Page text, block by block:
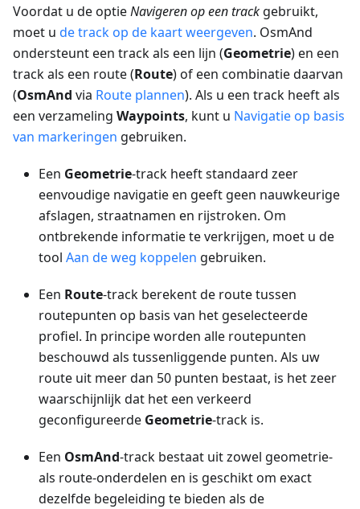
Voordat u de optieNavigeren op een track gebruikt,
moet u de track op de kaart weergeven. OsmAnd
ondersteunt een track als een lijn (Geometrie) en een
track als een route (Route) of een combinatie daarvan
(OsmAnd via Route plannen). Als u een track heeft als
een verzameling Waypoints, kunt u Navigatie op basis
van markeringen gebruiken.
Een Geometrie-track heeft standaard zeer
eenvoudige navigatie en geeft geen nauwkeurige
afslagen, straatnamen en rijstroken. Om
ontbrekende informatie te verkrijgen, moet u de
tool Aan de weg koppelen gebruiken.
Een Route-track berekent de route tussen
routepunten op basis van het geselecteerde
profiel. In principe worden alle routepunten
beschouwd als tussenliggende punten. Als uw
route uit meer dan 50 punten bestaat, is het zeer
waarschijnlijk dat het een verkeerd
geconfigureerde Geometrie-track is.
Een OsmAnd-track bestaat uit zowel geometrie-
als route-onderdelen en is geschikt om exact
dezelfde begeleiding te bieden als de